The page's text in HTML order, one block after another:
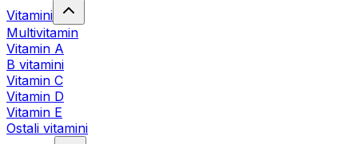
Vitamini
Multivitamin
Vitamin A
B vitamini
Vitamin C
Vitamin D
Vitamin E
Ostali vitamini